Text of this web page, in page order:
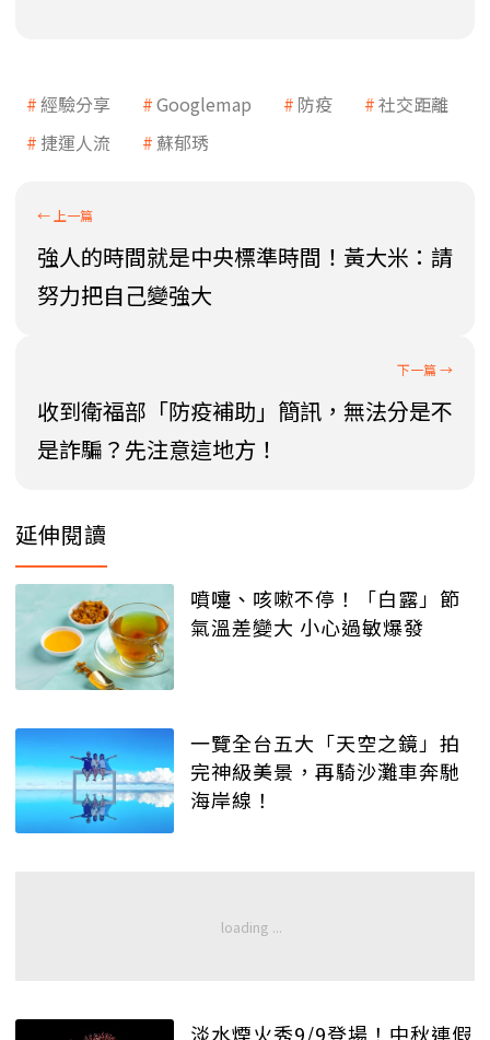
經驗分享 Googlemap 防疫
社交距離
捷運人流
蘇郁琇
強人的時間就是中央標準時間！黃大米：請
努力把自己變強大
收到衛福部「防疫補助」簡訊，無法分是不
是詐騙？先注意這地方！
延伸閱讀
噴嚏、咳嗽不停！「白露」節
氣溫差變大 小心過敏爆發
一覽全台五大「天空之鏡」拍
完神級美景，再騎沙灘車奔馳
海岸線！
淡水煙火秀9/9登場！中秋連假